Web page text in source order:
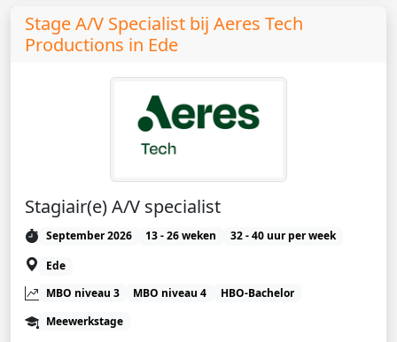
Stage A/V Specialist bij Aeres Tech
Productions in Ede
Stagiair(e) A/V specialist
September 2026 13 - 26 weken
32 - 40 uur per week
Ede
MBO niveau 3
MBO niveau 4
HBO-Bachelor
Meewerkstage